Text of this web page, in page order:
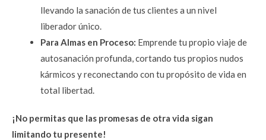
llevando la sanación de tus clientes a un nivel
liberador único.
Para Almas en Proceso: Emprende tu propio viaje de
autosanación profunda, cortando tus propios nudos
kármicos y reconectando con tu propósito de vida en
total libertad.
¡No permitas que las promesas de otra vida sigan
limitando tu presente!